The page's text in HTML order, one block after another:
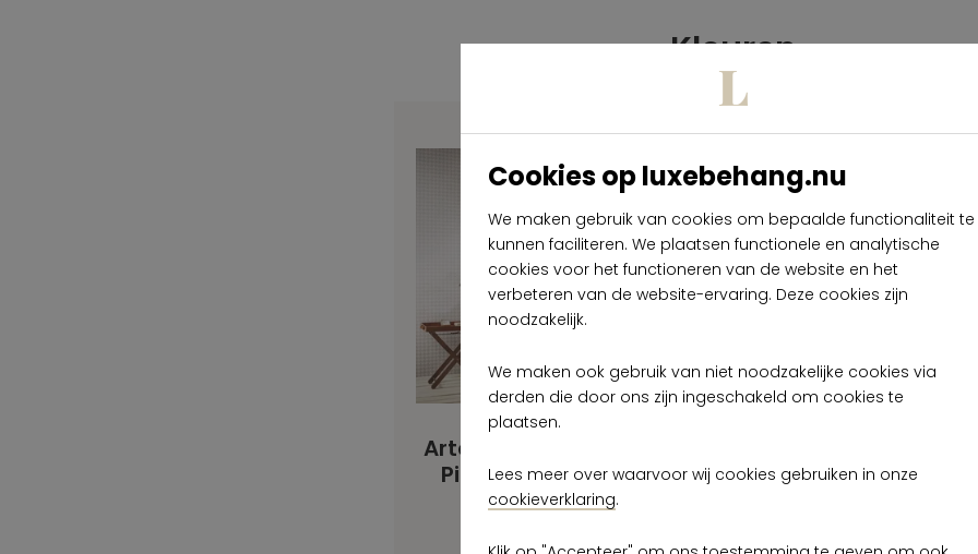
Cookies op luxebehang.nu
We maken gebruik van cookies om bepaalde functionaliteit te
kunnen faciliteren. We plaatsen functionele en analytische
cookies voor het functioneren van de website en het
verbeteren van de website-ervaring. Deze cookies zijn
noodzakelijk.
We maken ook gebruik van niet noodzakelijke cookies via
derden die door ons zijn ingeschakeld om cookies te
plaatsen.
Lees meer over waarvoor wij cookies gebruiken in onze
cookieverklaring.
Kleuren
Arte Flamant Caractere
Pied-de-poule 12080
Arte Flamant
Pied-de-poule